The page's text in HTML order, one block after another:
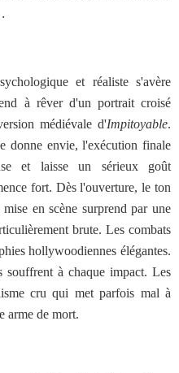
et réaliste s'avère
à rêver d'un portrait croisé
médiévale d'Impitoyable.
donne envie, l'exécution finale
et laisse un sérieux goût
fort. Dès l'ouverture, le ton
en scène surprend par une
brute. Les combats
hollywoodiennes élégantes.
souffrent à chaque impact. Les
cru qui met parfois mal à
arme de mort.